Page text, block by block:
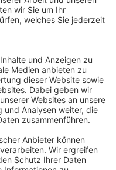
gemacht werden
Senatsverwaltung für
DE 114236103
Körperschaft befreit
9 KStg. unter der